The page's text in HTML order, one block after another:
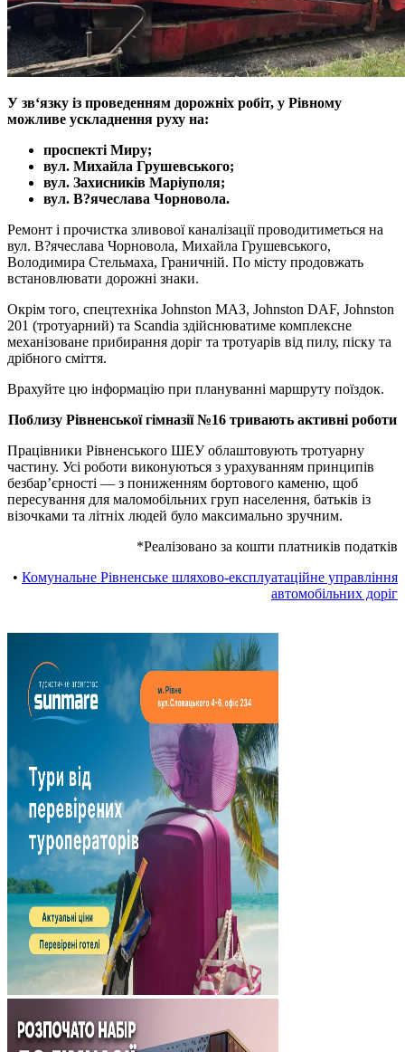
У зв‘язку із проведенням дорожніх робіт, у Рівному
можливе ускладнення руху на:
проспекті Миру;
вул. Михайла Грушевського;
вул. Захисників Маріуполя;
вул. В?ячеслава Чорновола.
Ремонт і прочистка зливової каналізації проводитиметься на
вул. В?ячеслава Чорновола, Михайла Грушевського,
Володимира Стельмаха, Граничній. По місту продовжать
встановлювати дорожні знаки.
Окрім того, спецтехніка Johnston МАЗ, Johnston DAF, Johnston
201 (тротуарний) та Scandia здійснюватиме комплексне
механізоване прибирання доріг та тротуарів від пилу, піску та
дрібного сміття.
Врахуйте цю інформацію при плануванні маршруту поїздок.
Поблизу Рівненської гімназії №16 тривають активні роботи
Працівники Рівненського ШЕУ облаштовують тротуарну
частину. Усі роботи виконуються з урахуванням принципів
безбар’єрності — з пониженням бортового каменю, щоб
пересування для маломобільних груп населення, батьків із
візочками та літніх людей було максимально зручним.
*Реалізовано за кошти платників податків
• Комунальне Рівненське шляхово-експлуатаційне управління
автомобільних доріг